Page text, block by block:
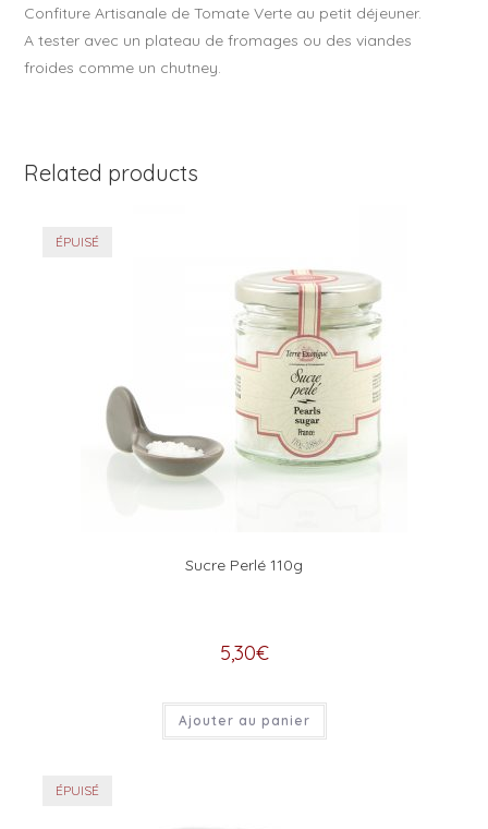
Confiture Artisanale de Tomate Verte au petit déjeuner.
A tester avec un plateau de fromages ou des viandes
froides comme un chutney.
Related products
ÉPUISÉ
Sucre Perlé 110g
5,30€
Ajouter au panier
ÉPUISÉ